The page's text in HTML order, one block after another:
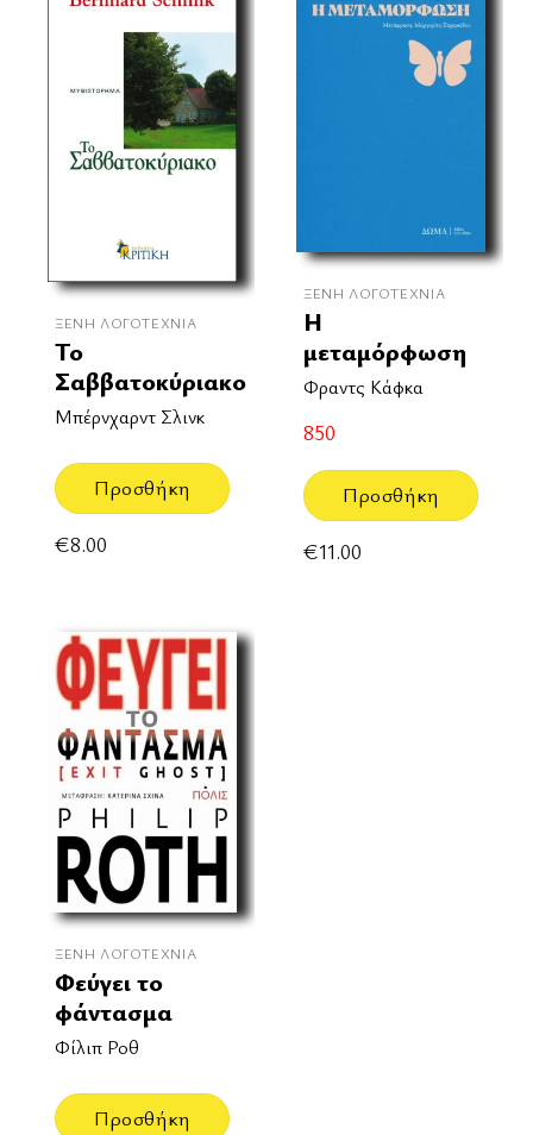
ΞΈΝΗ ΛΟΓΟΤΕΧΝΊΑ
Το
Σαββατοκύριακο
Μπέρνχαρντ Σλινκ
Προσθήκη
€8.00
ΞΈΝΗ ΛΟΓΟΤΕΧΝΊΑ
Η
μεταμόρφωση
Φραντς Κάφκα
850
Προσθήκη
€11.00
ΞΈΝΗ ΛΟΓΟΤΕΧΝΊΑ
Φεύγει το
φάντασμα
Φίλιπ Ροθ
Προσθήκη